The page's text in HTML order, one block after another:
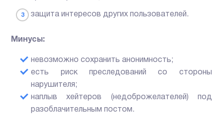
защита интересов других пользователей.
Минусы:
невозможно сохранить анонимность;
есть риск преследований со стороны
нарушителя;
наплыв хейтеров (недоброжелателей) под
разоблачительным постом.